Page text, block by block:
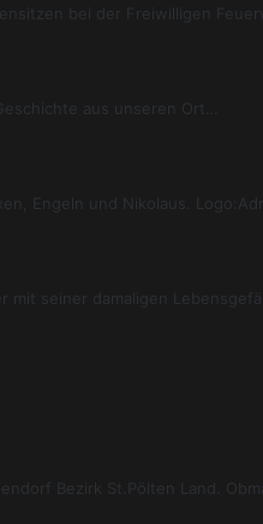
bei der Freiwilligen
aus unseren Ort…
Engeln und Nikolaus.
mit seiner damaligen
Bezirk St.Pölten Land.